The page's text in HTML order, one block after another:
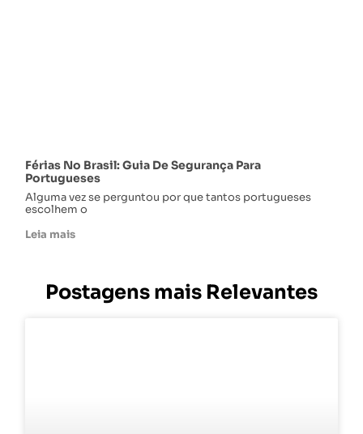
Férias No Brasil: Guia De Segurança Para
Portugueses
Alguma vez se perguntou por que tantos portugueses
escolhem o
Leia mais
Postagens mais Relevantes